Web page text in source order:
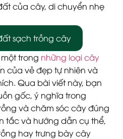
của cây, di chuyển nhẹ
sạch trồng cây
trong những loại cây
của vẻ đẹp tự nhiên và
Qua bài viết này, bạn
gốc, ý nghĩa trong
và chăm sóc cây đúng
tắc và hướng dẫn cụ thể,
hay trưng bày cây